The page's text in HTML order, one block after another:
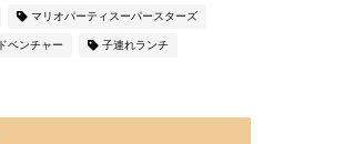
マリオパーティスーパースターズ
ベンチャー 子連れランチ